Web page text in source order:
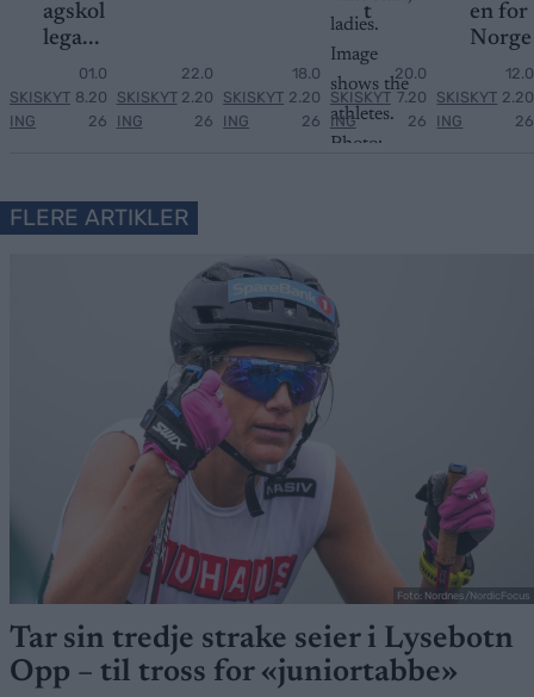
agskol
lega...
SKISKYT
ING
01.0
8.20
26
SKISKYT
ING
22.0
2.20
26
SKISKYT
ING
18.0
2.20
26
t
SKISKYT
ING
20.0
7.20
26
en for
Norge
SKISKYT
ING
12.0
2.20
26
FLERE ARTIKLER
Foto: Nordnes/NordicFocus
Tar sin tredje strake seier i Lysebotn
Opp – til tross for «juniortabbe»